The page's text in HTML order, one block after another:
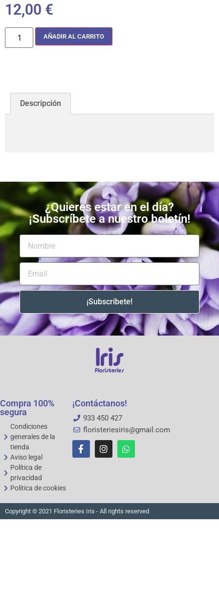
12,00 €
AÑADIR AL CARRITO
Descripción
¿Quieres estar en el día?
¡Subscríbete a nuestro boletín!
¡Subscríbete!
Compra 100%
segura
Condiciones
generales de la
tienda
Aviso legal
Política de
privacidad
Política de cookies
¡Contáctanos!
933 450 427
floristeriesiris@gmail.com
Copyright © 2021 Floristeries Iris - All rights reserved